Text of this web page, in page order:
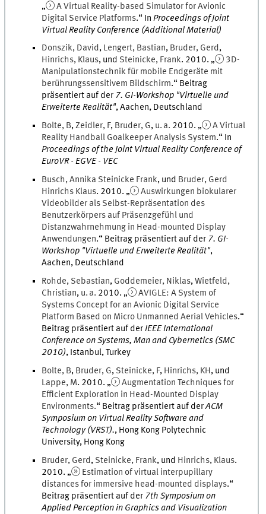
„
A Virtual Reality-based Simulator for Avionic
Digital Service Platforms.“ InProceedings of Joint
Virtual Reality Conference (Additional Material)
Donszik, David, Lengert, Bastian, Bruder, Gerd,
Hinrichs, Klaus, und Steinicke, Frank. 2010. „
3D-
Manipulationstechnik für mobile Endgeräte mit
berührungssensitivem Bildschirm.“ Beitrag
präsentiert auf der 7. GI-Workshop "Virtuelle und
Erweiterte Realität",Aachen, Deutschland
Bolte, B,Zeidler, F, Bruder, G, u. a. 2010. „
A Virtual
Reality Handball Goalkeeper Analysis System.“ In
Proceedings of the Joint Virtual Reality Conference of
EuroVR - EGVE - VEC
Busch,Annika Steinicke Frank, und Bruder, Gerd
Hinrichs Klaus. 2010. „
Auswirkungen biokularer
Videobilder als Selbst-Repräsentation des
Benutzerkörpers auf Präsenzgefühl und
Distanzwahrnehmung in Head-mounted Display
Anwendungen.“ Beitrag präsentiert auf der 7. GI-
Workshop "Virtuelle und Erweiterte Realität",
Aachen, Deutschland
Rohde, Sebastian, Goddemeier, Niklas,Wietfeld,
Christian, u. a. 2010. „
AVIGLE: A System of
Systems Concept for an Avionic Digital Service
Platform Based on Micro Unmanned Aerial Vehicles.“
Beitrag präsentiert auf derIEEE International
Conference on Systems, Man and Cybernetics (SMC
2010), Istanbul, Turkey
Bolte, B, Bruder, G, Steinicke, F, Hinrichs, KH , und
Lappe, M. 2010. „
Augmentation Techniques for
Efficient Exploration in Head-Mounted Display
Environments.“ Beitrag präsentiert auf derACM
Symposium on Virtual Reality Software and
Technology (VRST)., Hong Kong Polytechnic
University, Hong Kong
Bruder, Gerd, Steinicke, Frank, und Hinrichs, Klaus.
2010. „
Estimation of virtual interpupillary
distances for immersive head-mounted displays.“
Beitrag präsentiert auf der 7th Symposium on
Applied Perception in Graphics and Visualization